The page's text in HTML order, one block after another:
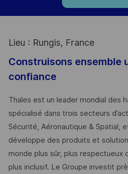
Lieu : Rungis, France
Construisons ensemble
confiance
Thales est un leader mondial des
spécialisé dans trois secteurs
Sécurité, Aéronautique & Spatial,
développe des produits et
monde plus sûr, plus respectueux
plus inclusif. Le Groupe investit